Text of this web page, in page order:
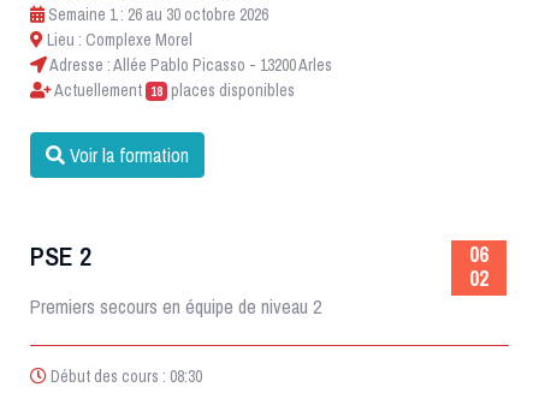
Semaine 1 : 26 au 30 octobre 2026
Lieu : Complexe Morel
Adresse : Allée Pablo Picasso - 13200 Arles
Actuellement 18 places disponibles
Voir la formation
06
02
PSE 2
Premiers secours en équipe de niveau 2
Début des cours : 08:30